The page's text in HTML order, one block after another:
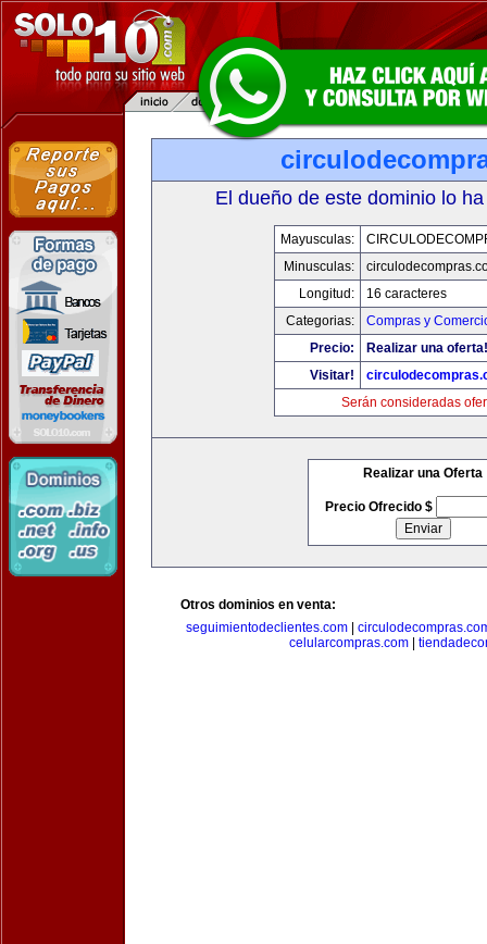
El dueño de este dominio lo
Mayusculas:
Minusculas:
Longitud:
16 caracteres
Categorias:
Compras y
Precio:
Realizar una oferta!
Visitar!
Serán consideradas
Realizar una Oferta
Precio Ofrecido $
Otros dominios en venta:
seguimientodeclientes.com
celularcompras.com